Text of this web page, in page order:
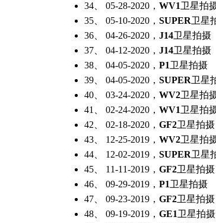
34、 05-28-2020， WV1卫星拍
35、 05-10-2020， SUPER卫星
36、 04-26-2020， J14卫星拍摄
37、 04-12-2020， J14卫星拍摄
38、 04-05-2020， P1卫星拍摄
39、 04-05-2020， SUPER卫星
40、 03-24-2020， WV2卫星拍
41、 02-24-2020， WV1卫星拍
42、 02-18-2020， GF2卫星拍摄
43、 12-25-2019， WV2卫星拍
44、 12-02-2019， SUPER卫星
45、 11-11-2019， GF2卫星拍摄
46、 09-29-2019， P1卫星拍摄
47、 09-23-2019， GF2卫星拍摄
48、 09-19-2019， GE1卫星拍摄